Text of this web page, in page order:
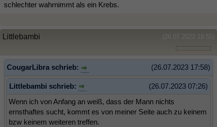
schlechter wahrnimmt als ein Krebs.
(26.07.2023 19:55)
Littlebambi
(26.07.2023 17:58)
CougarLibra schrieb:
(26.07.2023 07:26)
Littlebambi schrieb:
Wenn ich von Anfang an weiß, dass der Mann nichts
ernsthaftes sucht, kommt es von meiner Seite auch zu keinem
bzw keinem weiteren treffen.